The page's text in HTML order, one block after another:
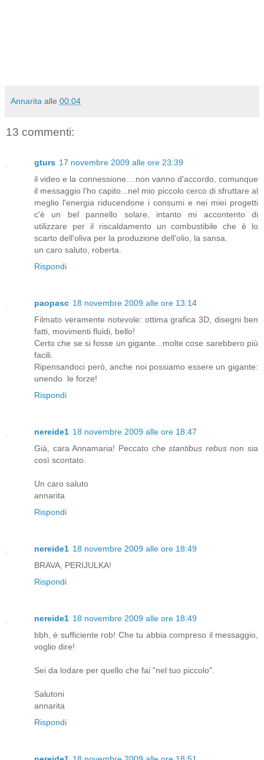
Annarita alle 00:04
13 commenti:
gturs 17 novembre 2009 alle ore 23:39
il video e la connessione....non vanno d'accordo, comunque
il messaggio l'ho capito...nel mio piccolo cerco di sfruttare al
meglio l'energia riducendone i consumi e nei miei progetti
c'è un bel pannello solare, intanto mi accontento di
utilizzare per il riscaldamento un combustibile che è lo
scarto dell'oliva per la produzione dell'olio, la sansa.
un caro saluto, roberta.
Rispondi
paopasc 18 novembre 2009 alle ore 13:14
Filmato veramente notevole: ottima grafica 3D, disegni ben
fatti, movimenti fluidi, bello!
Certo che se si fosse un gigante...molte cose sarebbero più
facili.
Ripensandoci però, anche noi possiamo essere un gigante:
unendo le forze!
Rispondi
nereide1 18 novembre 2009 alle ore 18:47
Già, cara Annamaria! Peccato chestantibus rebusnon sia
così scontato.
Un caro saluto
annarita
Rispondi
nereide1 18 novembre 2009 alle ore 18:49
BRAVA, PERIJULKA!
Rispondi
nereide1 18 novembre 2009 alle ore 18:49
bbh, è sufficiente rob! Che tu abbia compreso il messaggio,
voglio dire!
Sei da lodare per quello che fai "nel tuo piccolo".
Salutoni
annarita
Rispondi